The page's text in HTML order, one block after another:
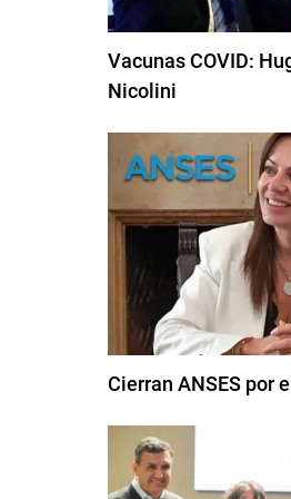
Vacunas COVID:
Nicolini
Cierran ANSES por